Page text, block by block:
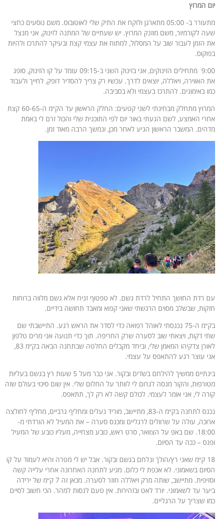
יום המרוץ
מתעורר ב- 05:00 מתארגן ולוקח את התיק שלי לאוטובוס. משם נוסעים כחצי
שעה לקורמיור, משם מוזנק המרוץ. יש שעתיים של המתנה לזינוק, אני מנצל
את הזמן לעבור שוב על המסלול, למתוח את עצמי קצת ובעיקר להתרכז ולהיות
בפוקוס.
9:00 מתחילים הזינוקים, אני בזינוק השני ב-09:15 עומד על קו הזינוק, סופג
את האווירה, ויאללה, יוצאים לדרך. עכשיו רק צריך להסדיר דופק, לחייך ולעבוד
כמו באימונים. להתרכז בעצמי ולא בסביבה.
המרוץ מתחלק מבחינתי לשני קטעים: החלק הראשון עד הק״מ ה-60-65 קצת
אחרי האמצע, לשם הגעתי באור יום לפי התוכנית שלי והכול זרם לי באמת
מדהים. המשבר הראשון הגיע לאחר מכן, ונמשך הרבה מאוד זמן.
עם רדת החושך התחיל לרדת גשם. לא טפטוף זניח אלא גשם מלווה ברוחות
חזקות, שבשלב מסוים הרגשתי שאני קפוא ומאבד תחושה בידיים.
בק״מ ה-75 נכנסתי לאוהל רפואה כדי לסדר את הראש רגע. התיישבתי שם
שתי דקות, ויצאתי שוב לסערה שרק החריפה. תוך כדי תנועה אני מרים טלפון
לאורן צדקיהו המאמן שלי, וביחד מקבלים החלטה שבתחנה הבאה בק״מ 83,
אני עוצר רגע להתאפס על עצמי.
בינתיים ממשיך להילחם בשדים ובקור. אני כבר מעל 5 שעות רץ בגשם בעליות
מטורפות, והקור מנסה לגרום לי לוותר על החלום שלי. אין שום סיכוי בעולם שזה
קורה לי, אני אומר לעצמי. לכולם קשה לא רק לך, תתאפס.
נכנס לתחנה בק״מ ה-83, מתיישב, מוריד נעלים ומחליף גרביים, מחליף לחולצה
ארוכה, עולה על שרוולים לרגליים ומכנס סערה – את המעיל לא הורדתי מ-
18:00. שם באפ על הצוואר, סרט ראש, כובע מצחייה, מעליו כובע של המעיל
ופנס – ככה עד הסיום.
18 ק״מ שאני רץ/הולך ונלחם בגשם ובקור. אבל יש לי מטרה והיא לעמוד על קו
הסיום בשאמוני. לא אכפת לי כלום. מגיע לתחנה האחרונה אחרי עלייה קשה
וסזיפית. מתיישב, שותה מרק ויאללה חוזר לסערה. מכאן זה 7 ק״מ של ירידה
ביער עד לשאמוני. יורד לאט ובזהירות. אין טעם לנסות למהר. הכי חשוב לסיים
כמו שצריך על הרגליים.